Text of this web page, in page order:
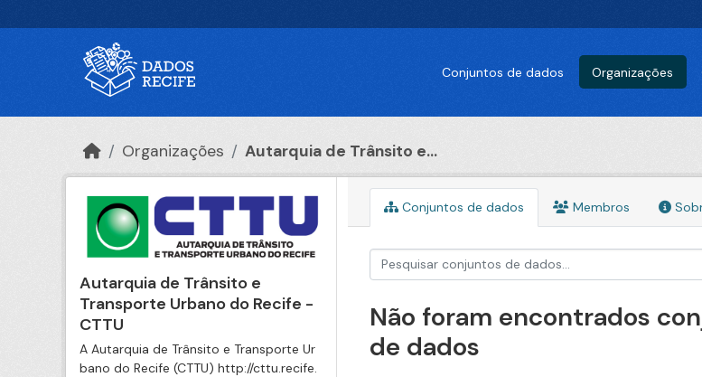
Conjuntos de dados Organizações
Organizações Autarquia de Trânsito e...
Autarquia de Trânsito e
Transporte Urbano do Recife -
CTTU
A Autarquia de Trânsito e Transporte Ur
bano do Recife (CTTU) http://cttu.recife.
Conjuntos de dados Membros
Não foram encontrados
de dados